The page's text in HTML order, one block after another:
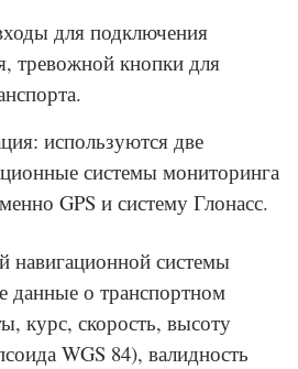
для подключения
тревожной кнопки для
используются две
системы мониторинга
GPS и систему Глонасс.
навигационной системы
данные о транспортном
курс, скорость, высоту
WGS 84), валидность